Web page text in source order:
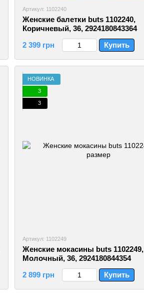
Артикул: 1102240
Женские балетки buts 1102240,
Коричневый, 36, 2924180843364
2 399 грн
Купить
НОВИНКА
3
3
Артикул: 1102249
Женские мокасины buts 1102249,
Молочный, 36, 2924180844354
2 899 грн
Купить